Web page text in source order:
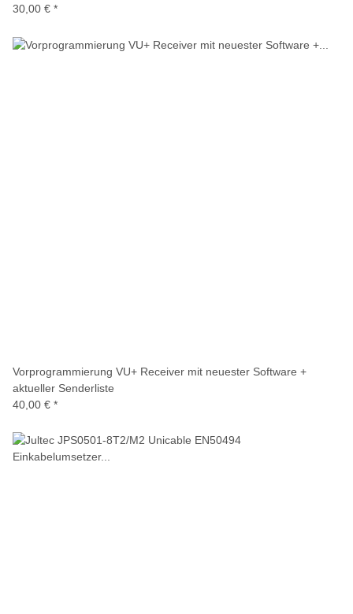
30,00 € *
Vorprogrammierung VU+ Receiver mit neuester Software +
aktueller Senderliste
40,00 € *